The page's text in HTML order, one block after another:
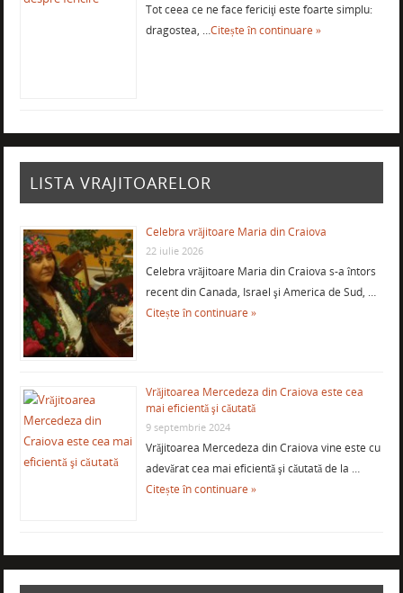
Tot ceea ce ne face fericiţi este foarte simplu:
dragostea, …Citește în continuare »
LISTA VRAJITOARELOR
Celebra vrăjitoare Maria din Craiova
22 iulie 2026
Celebra vrăjitoare Maria din Craiova s-a întors
recent din Canada, Israel şi America de Sud, …
Citește în continuare »
Vrăjitoarea Mercedeza din Craiova este cea
mai eficientă şi căutată
9 septembrie 2024
Vrăjitoarea Mercedeza din Craiova vine este cu
adevărat cea mai eficientă şi căutată de la …
Citește în continuare »